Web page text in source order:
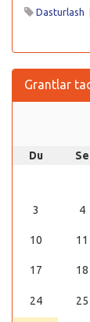
Dasturlash
Grantlar
Du Se
3 4
10 11
17 18
24 25